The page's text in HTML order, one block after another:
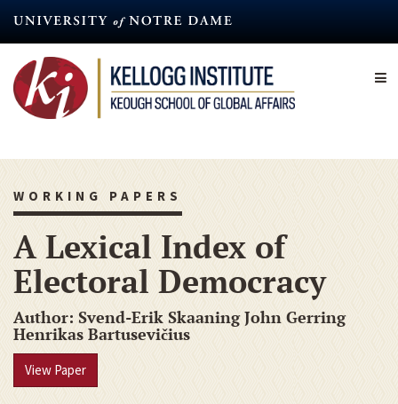
content
WORKING PAPERS
A Lexical Index of
Electoral Democracy
Author Svend-Erik Skaaning John Gerring
Henrikas Bartusevičius
View Paper